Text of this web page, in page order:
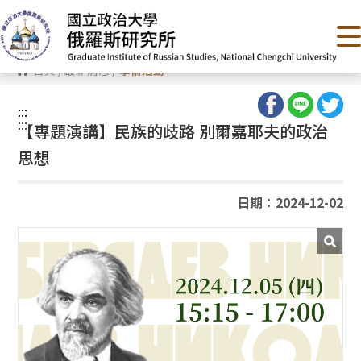
跳
到
主
要
內
容 首頁/最新消息/學術活動
:::
:::
【專題演講】民族的歧路 別爾嘉耶夫的政治
思想
日期：2024-12-02